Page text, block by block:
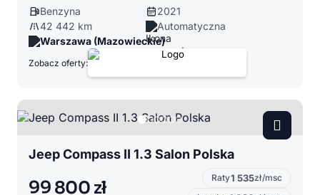
Benzyna
2021
42 442 km
Automatyczna
Warszawa (Mazowieckie)
Zobacz oferty:
Jeep Compass II 1.3 Salon Polska
99 800 zł Raty1 535zł/msc